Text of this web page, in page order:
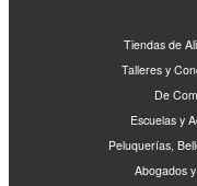
Tiendas de
Talleres y
De
Escuelas y
Peluquerías,
Abogados